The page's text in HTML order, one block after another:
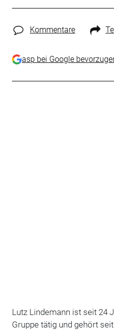
Kommentare
asp bei Google
Lutz Lindemann ist seit 24
Gruppe tätig und gehört